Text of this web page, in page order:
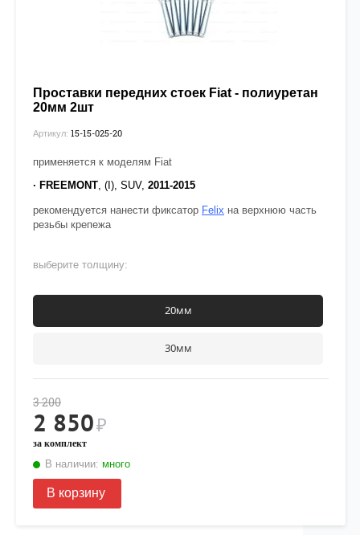
Проставки передних стоек Fiat - полиуретан
20мм 2шт
Артикул: 15-15-025-20
применяется к моделям Fiat
· FREEMONT , (I), SUV, 2011-2015
рекомендуется нанести фиксатор Felix на верхнюю часть
резьбы крепежа
выберите толщину:
20мм
30мм
3 200
2 850₽
за комплект
В наличии: много
В корзину